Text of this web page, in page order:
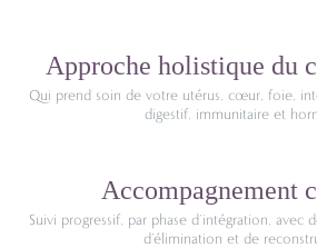
Approche holistique du
Qui prend soin de votre utérus, cœur, foie,
digestif, immunitaire et
Accompagnement
Suivi progressif, par phase d’intégration, avec
d’élimination et de